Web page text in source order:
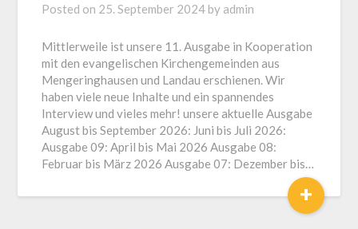
Posted on 25. September 2024 by admin
Mittlerweile ist unsere 11. Ausgabe in Kooperation
mit den evangelischen Kirchengemeinden aus
Mengeringhausen und Landau erschienen. Wir
haben viele neue Inhalte und ein spannendes
Interview und vieles mehr! unsere aktuelle Ausgabe
August bis September 2026: Juni bis Juli 2026:
Ausgabe 09: April bis Mai 2026 Ausgabe 08:
Februar bis März 2026 Ausgabe 07: Dezember bis…
+